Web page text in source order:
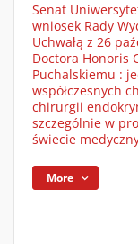
Senat
wniosek Rady
Uchwałą z 26
Doctora Honoris
Puchalskiemu :
współczesnych
chirurgii
szczególnie w
świecie
More